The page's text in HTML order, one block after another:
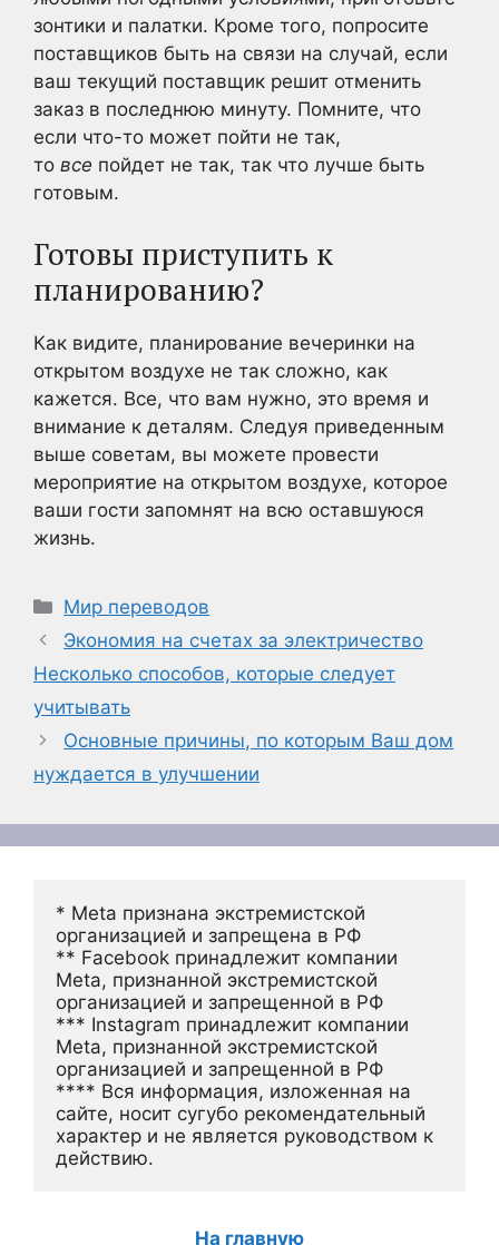
зонтики и палатки. Кроме того, попросите
поставщиков быть на связи на случай, если
ваш текущий поставщик решит отменить
заказ в последнюю минуту. Помните, что
если что-то может пойти не так,
то все пойдет не так, так что лучше быть
готовым.
Готовы приступить к
планированию?
Как видите, планирование вечеринки на
открытом воздухе не так сложно, как
кажется. Все, что вам нужно, это время и
внимание к деталям. Следуя приведенным
выше советам, вы можете провести
мероприятие на открытом воздухе, которое
ваши гости запомнят на всю оставшуюся
жизнь.
Рубрики
Мир переводов
Экономия на счетах за электричество
Несколько способов, которые следует
учитывать
Основные причины, по которым Ваш дом
нуждается в улучшении
* Meta признана экстремистской
организацией и запрещена в РФ
** Facebook принадлежит компании
Meta, признанной экстремистской
организацией и запрещенной в РФ
*** Instagram принадлежит компании
Meta, признанной экстремистской
организацией и запрещенной в РФ
**** Вся информация, изложенная на
сайте, носит сугубо рекомендательный
характер и не является руководством к
действию.
На главную